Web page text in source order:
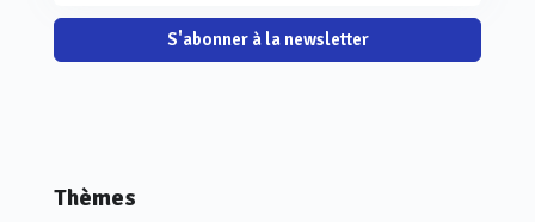
S'abonner à la newsletter
Thèmes